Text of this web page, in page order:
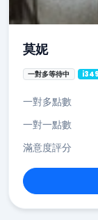
莫妮
一對多等待中 i349
一對多點數
一對一點數
滿意度評分